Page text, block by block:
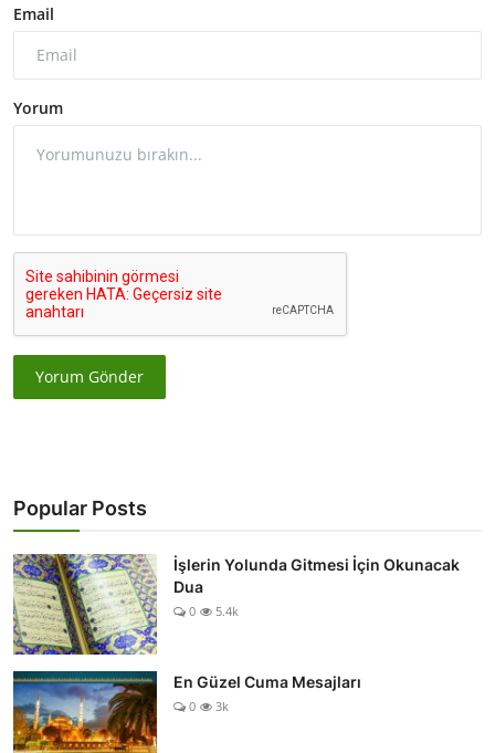
Email
Yorum
Yorum Gönder
Popular Posts
İşlerin Yolunda Gitmesi İçin Okunacak
Dua
0 5.4k
En Güzel Cuma Mesajları
0 3k